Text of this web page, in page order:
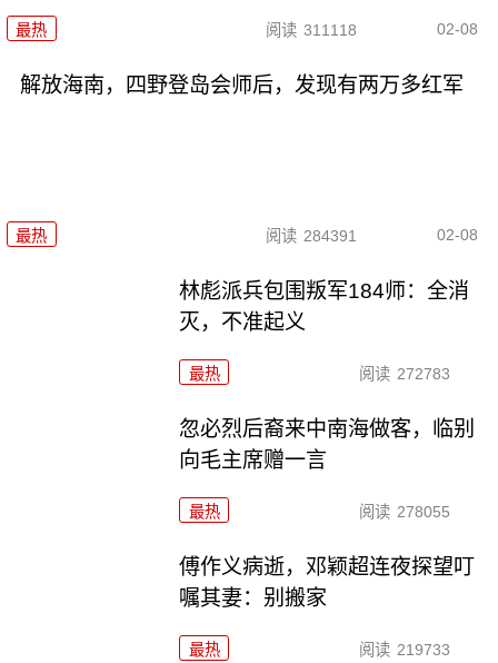
最热 阅读 311118 02-08
解放海南，四野登岛会师后，发现有两万多红军
最热 阅读 284391 02-08
林彪派兵包围叛军184师：全消
灭，不准起义
最热 阅读 272783
忽必烈后裔来中南海做客，临别
向毛主席赠一言
最热 阅读 278055
傅作义病逝，邓颖超连夜探望叮
嘱其妻：别搬家
最热 阅读 219733